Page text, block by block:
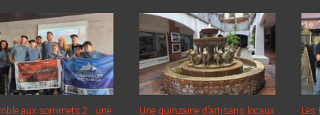
aux sommets 2 : une Une quinzaine d’artisans locaux Les